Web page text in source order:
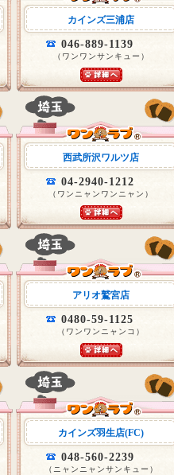
カインズ三浦店
046-889-1139
（ワンワンサンキュー）
西武所沢ワルツ店
04-2940-1212
（ワンニャンワンニャン）
アリオ鷲宮店
0480-59-1125
（ワンワンニャンコ）
カインズ羽生店(FC)
048-560-2239
（ニャンニャンサンキュー）